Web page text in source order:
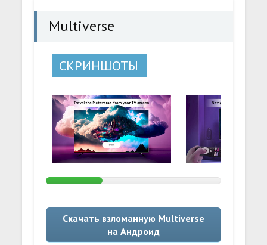
Multiverse
СКРИНШОТЫ
Скачать взломанную Multiverse
на Андроид